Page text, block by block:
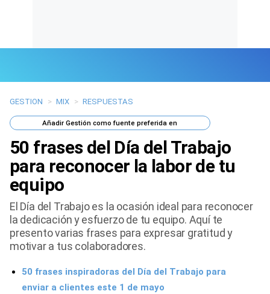
Últimas Noticias
Mi Bolsillo
Gente
Vida Laboral
Tendencias Mix
Sports
GESTION > MIX > RESPUESTAS
AñadirGestión como fuente preferida en
50 frases del Día del Trabajo
para reconocer la labor de tu
equipo
El Día del Trabajo es la ocasión ideal para reconocer
la dedicación y esfuerzo de tu equipo. Aquí te
presento varias frases para expresar gratitud y
motivar a tus colaboradores.
50 frases inspiradoras del Día del Trabajo para
enviar a clientes este 1 de mayo